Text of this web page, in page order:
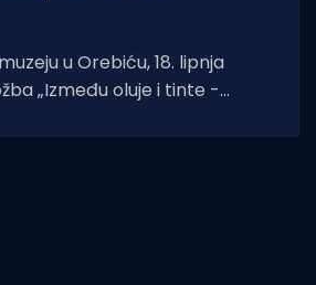
u Orebiću, 18. lipnja
„Između oluje i tinte -